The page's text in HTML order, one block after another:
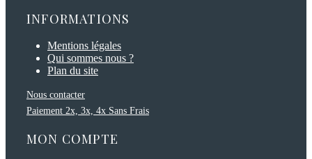
INFORMATIONS
Mentions légales
Qui sommes nous ?
Plan du site
Nous contacter
Paiement 2x, 3x, 4x Sans Frais
MON COMPTE